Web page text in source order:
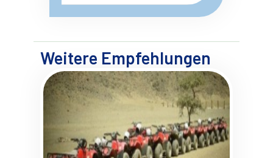
Weitere Empfehlungen